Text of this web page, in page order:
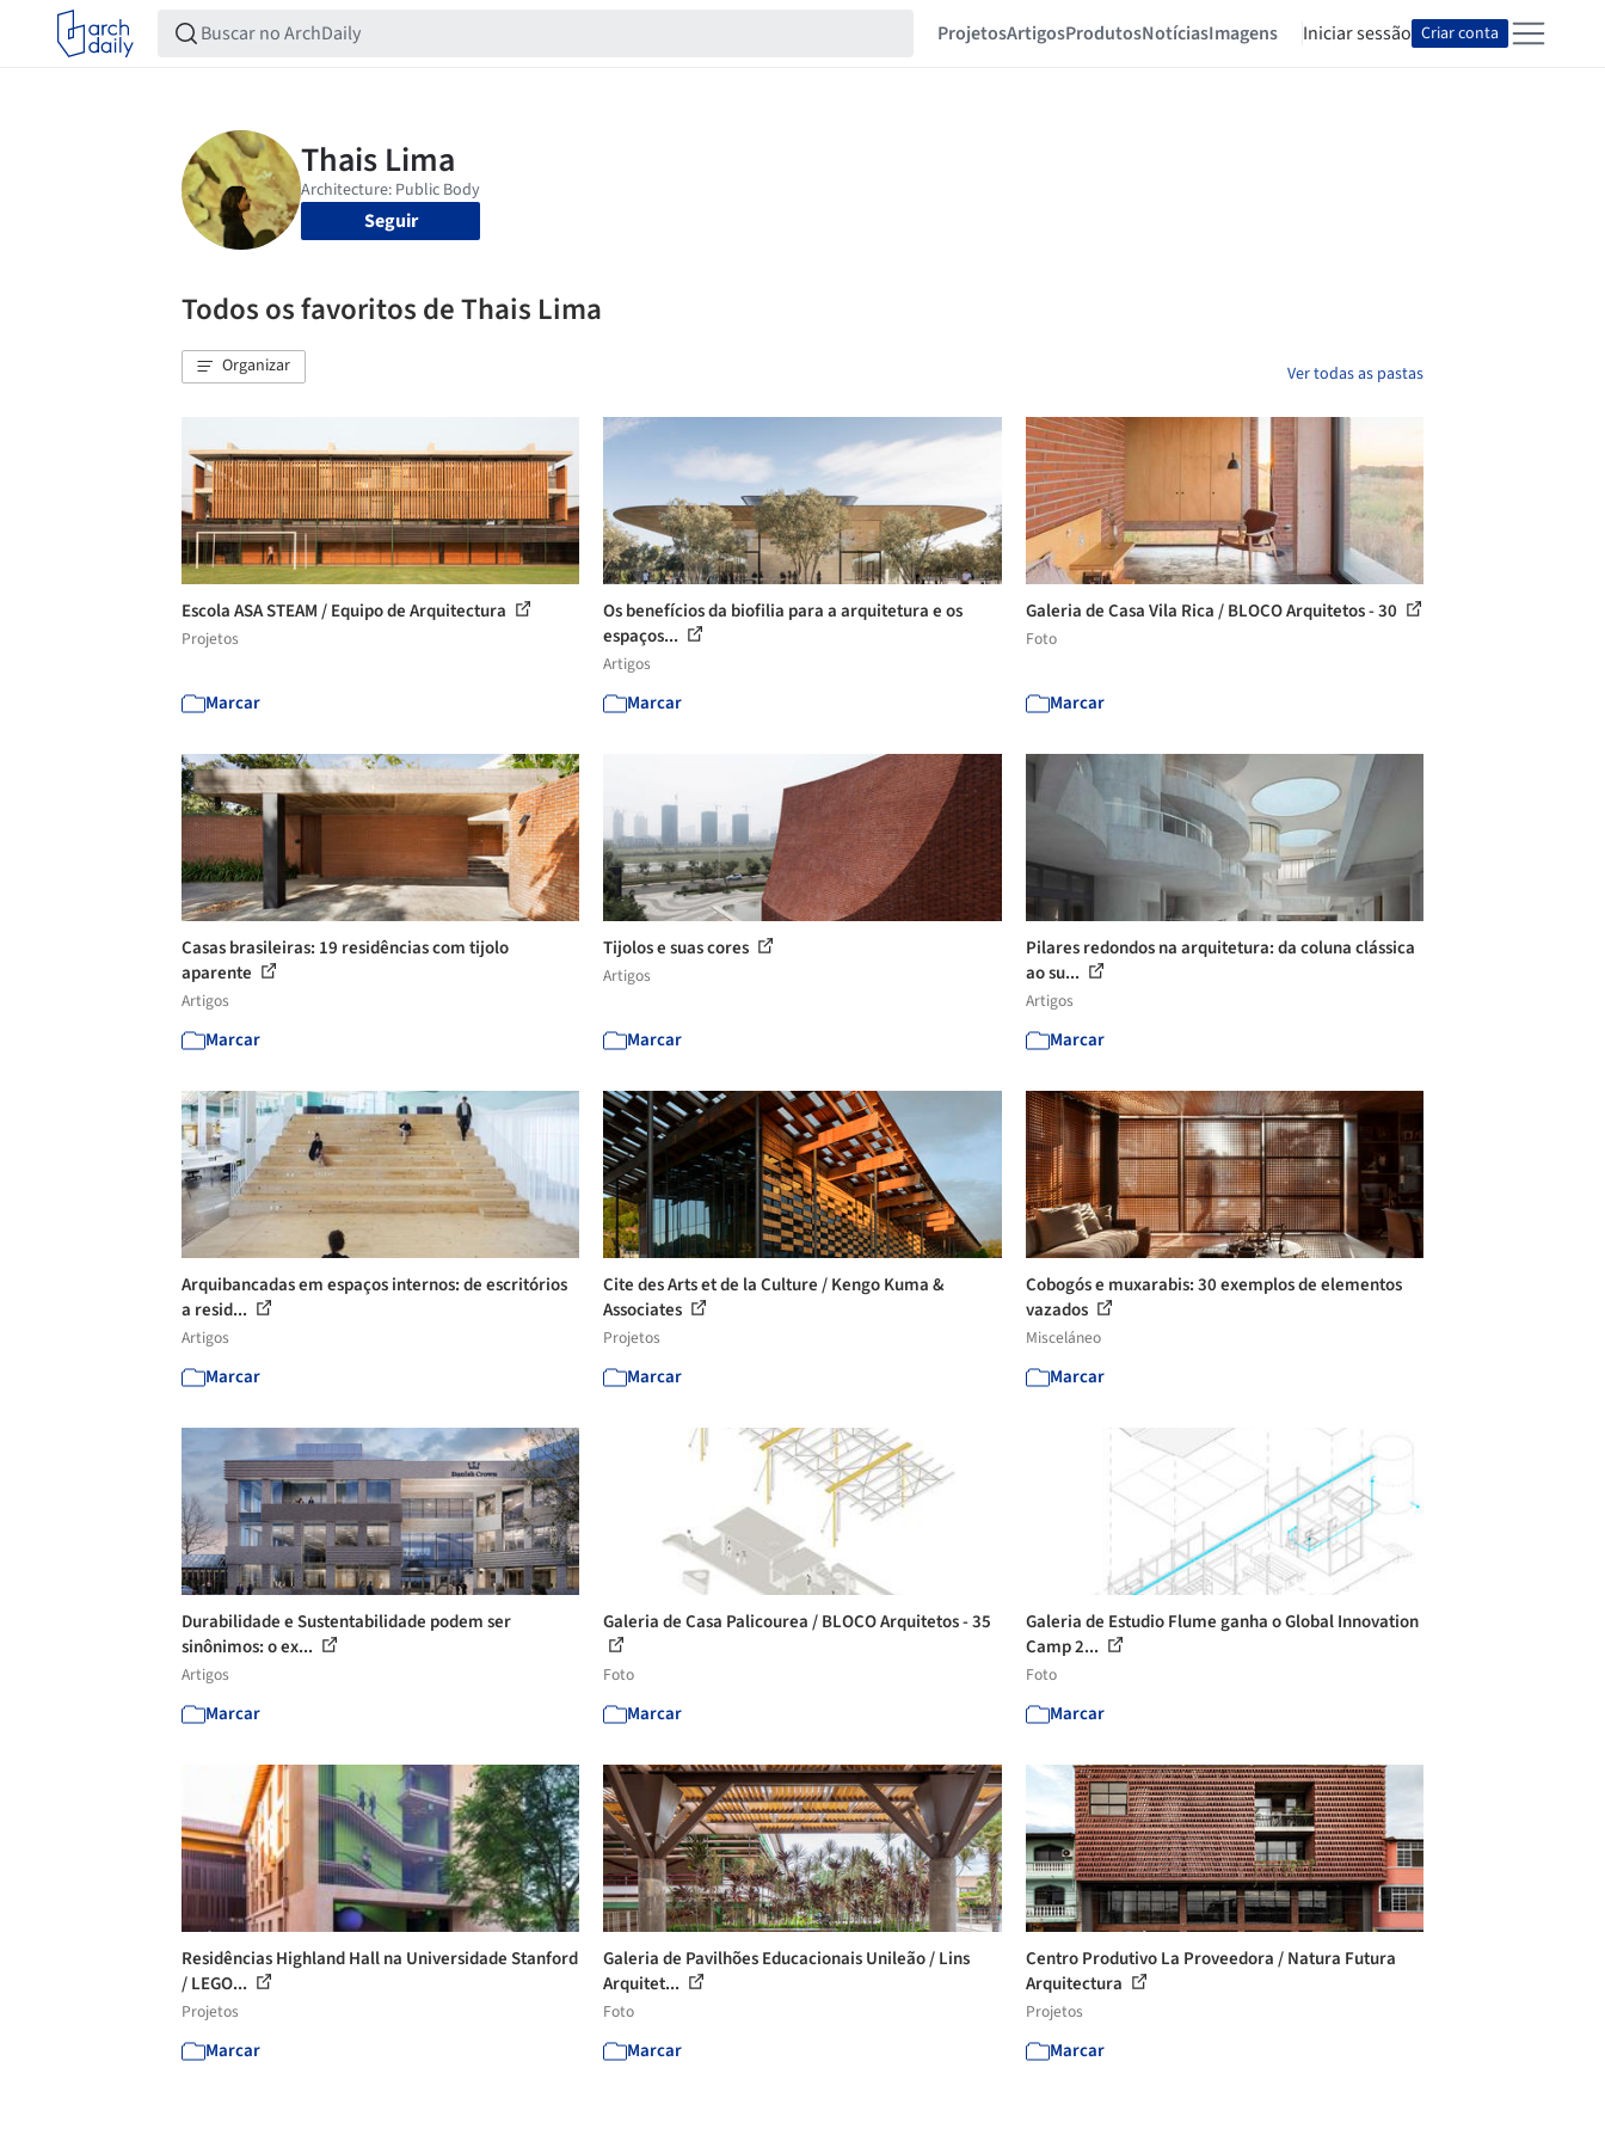
ProjetosArtigosProdutosNotíciasImagens Iniciar sessão Criar conta
Seguir
Todos os favoritos de Thais Lima
Organizar Ver todas as pastas
Escola ASA STEAM / Equipo de Arquitectura
Projetos
Marcar
Os benefícios da biofilia para a arquitetura e os
espaços...
Artigos
Marcar
Galeria de Casa Vila Rica / BLOCO Arquitetos - 30
Foto
Marcar
Casas brasileiras: 19 residências com tijolo
aparente
Artigos
Marcar
Tijolos e suas cores
Artigos
Marcar
Pilares redondos na arquitetura: da coluna clássica
ao su...
Artigos
Marcar
Arquibancadas em espaços internos: de escritórios
a resid...
Artigos
Marcar
Cite des Arts et de la Culture / Kengo Kuma &
Associates
Projetos
Marcar
Cobogós e muxarabis: 30 exemplos de elementos
vazados
Misceláneo
Marcar
Durabilidade e Sustentabilidade podem ser
sinônimos: o ex...
Artigos
Marcar
Galeria de Casa Palicourea / BLOCO Arquitetos - 35
Foto
Marcar
Galeria de Estudio Flume ganha o Global Innovation
Camp 2...
Foto
Marcar
Residências Highland Hall na Universidade Stanford
/ LEGO...
Projetos
Marcar
Galeria de Pavilhões Educacionais Unileão / Lins
Arquitet...
Foto
Marcar
Centro Produtivo La Proveedora / Natura Futura
Arquitectura
Projetos
Marcar